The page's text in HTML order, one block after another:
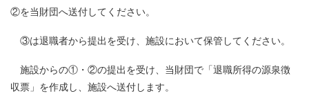
②を当財団へ送付してください。
③は退職者から提出を受け、施設において保管してください。
施設からの①・②の提出を受け、当財団で「退職所得の源泉徴
収票」を作成し、施設へ送付します。